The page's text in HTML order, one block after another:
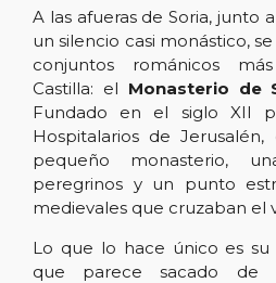
A las afueras de Soria, junto
un silencio casi monástico,
conjuntos románicos
Castilla: el Monasterio de
Fundado en el siglo XII
Hospitalarios de
pequeño monasterio,
peregrinos y un punto
medievales que cruzaban el
Lo que lo hace único es su
que parece sacado de